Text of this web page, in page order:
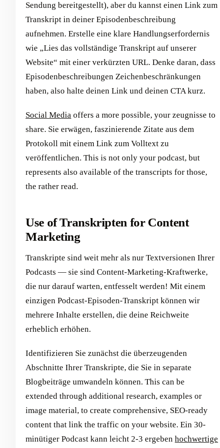
Sendung bereitgestellt), aber du kannst einen Link zum
Transkript in deiner Episodenbeschreibung
aufnehmen. Erstelle eine klare Handlungserfordernis
wie „Lies das vollständige Transkript auf unserer
Website“ mit einer verkürzten URL. Denke daran, dass
Episodenbeschreibungen Zeichenbeschränkungen
haben, also halte deinen Link und deinen CTA kurz.
Social Media offers a more possible, your zeugnisse to
share. Sie erwägen, faszinierende Zitate aus dem
Protokoll mit einem Link zum Volltext zu
veröffentlichen. This is not only your podcast, but
represents also available of the transcripts for those,
the rather read.
Use of Transkripten for Content
Marketing
Transkripte sind weit mehr als nur Textversionen Ihrer
Podcasts — sie sind Content-Marketing-Kraftwerke,
die nur darauf warten, entfesselt werden! Mit einem
einzigen Podcast-Episoden-Transkript können wir
mehrere Inhalte erstellen, die deine Reichweite
erheblich erhöhen.
Identifizieren Sie zunächst die überzeugenden
Abschnitte Ihrer Transkripte, die Sie in separate
Blogbeiträge umwandeln können. This can be
extended through additional research, examples or
image material, to create comprehensive, SEO-ready
content that link the traffic on your website. Ein 30-
minütiger Podcast kann leicht 2-3 ergeben hochwertige